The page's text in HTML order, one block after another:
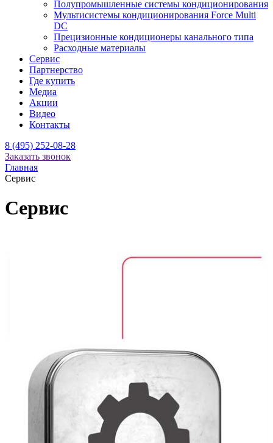
Полупромышленные системы кондиционирования
Мультисистемы кондиционирования Force Multi
DC
Прецизионные кондиционеры канального типа
Расходные материалы
Сервис
Партнерство
Где купить
Медиа
Акции
Видео
Контакты
8 (495) 252-08-28
Заказать звонок
Главная
Сервис
Сервис